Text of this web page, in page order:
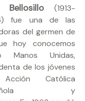
Bellosillo(1913-
fue una de las
del germen de
hoy conocemos
Manos Unidas,
de los jóvenes
Católica
y